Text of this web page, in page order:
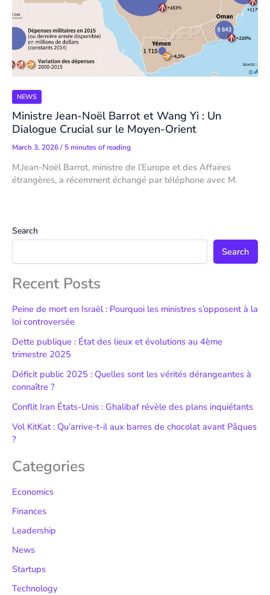
NEWS
Ministre Jean-Noël Barrot et Wang Yi : Un
Dialogue Crucial sur le Moyen-Orient
March 3, 2026/ 5 minutes of reading
M.Jean-Noël Barrot, ministre de l’Europe et des Affaires
étrangères, a récemment échangé par téléphone avec M.
Search
Search
Recent Posts
Peine de mort en Israël : Pourquoi les ministres s’opposent à la
loi controversée
Dette publique : État des lieux et évolutions au 4ème
trimestre 2025
Déficit public 2025 : Quelles sont les vérités dérangeantes à
connaître ?
Conflit Iran États-Unis : Ghalibaf révèle des plans inquiétants
Vol KitKat : Qu’arrive-t-il aux barres de chocolat avant Pâques
?
Categories
Economics
Finances
Leadership
News
Startups
Technology